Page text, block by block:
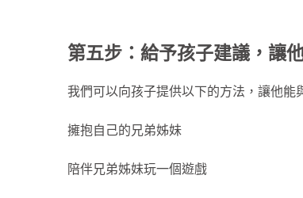
第五步：給予孩子建議，讓
我們可以向孩子提供以下的方法，讓他能
擁抱自己的兄弟姊妹
陪伴兄弟姊妹玩一個遊戲